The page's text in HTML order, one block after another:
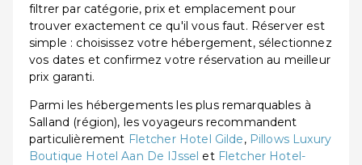
filtrer par catégorie, prix et emplacement pour
trouver exactement ce qu'il vous faut. Réserver est
simple : choisissez votre hébergement, sélectionnez
vos dates et confirmez votre réservation au meilleur
prix garanti.
Parmi les hébergements les plus remarquables à
Salland (région), les voyageurs recommandent
particulièrement Fletcher Hotel Gilde, Pillows Luxury
Boutique Hotel Aan De IJssel et Fletcher Hotel-